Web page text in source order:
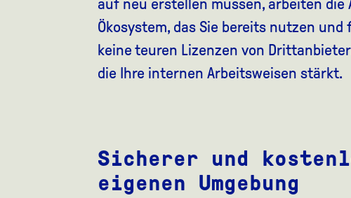
auf neu erstellen müssen, arbeiten die
Ökosystem, das Sie bereits nutzen und
keine teuren Lizenzen von
die Ihre internen Arbeitsweisen stärkt.
Sicherer und
eigenen Umgebung